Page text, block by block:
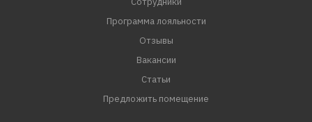
Программа лояльности
Отзывы
Вакансии
Статьи
Предложить помещение